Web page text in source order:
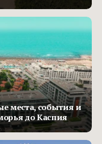
места, события и
до Каспия